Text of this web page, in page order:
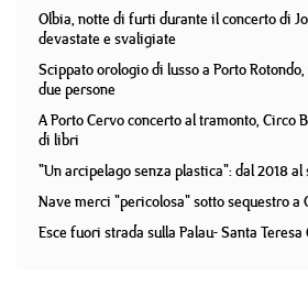
Olbia, notte di furti durante il concerto di
devastate e svaligiate
Scippato orologio di lusso a Porto
due persone
A Porto Cervo concerto al tramonto, Circo
di libri
"Un arcipelago senza plastica": dal 2018
Nave merci "pericolosa" sotto sequestro a
Esce fuori strada sulla Palau- Santa Teresa